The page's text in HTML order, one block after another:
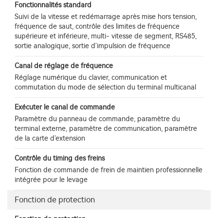
Fonctionnalités standard
Suivi de la vitesse et redémarrage après mise hors tension,
fréquence de saut, contrôle des limites de fréquence
supérieure et inférieure, multi- vitesse de segment, RS485,
sortie analogique, sortie d'impulsion de fréquence
Canal de réglage de fréquence
Réglage numérique du clavier, communication et
commutation du mode de sélection du terminal multicanal
Exécuter le canal de commande
Paramètre du panneau de commande, paramètre du
terminal externe, paramètre de communication, paramètre
de la carte d'extension
Contrôle du timing des freins
Fonction de commande de frein de maintien professionnelle
intégrée pour le levage
Fonction de protection